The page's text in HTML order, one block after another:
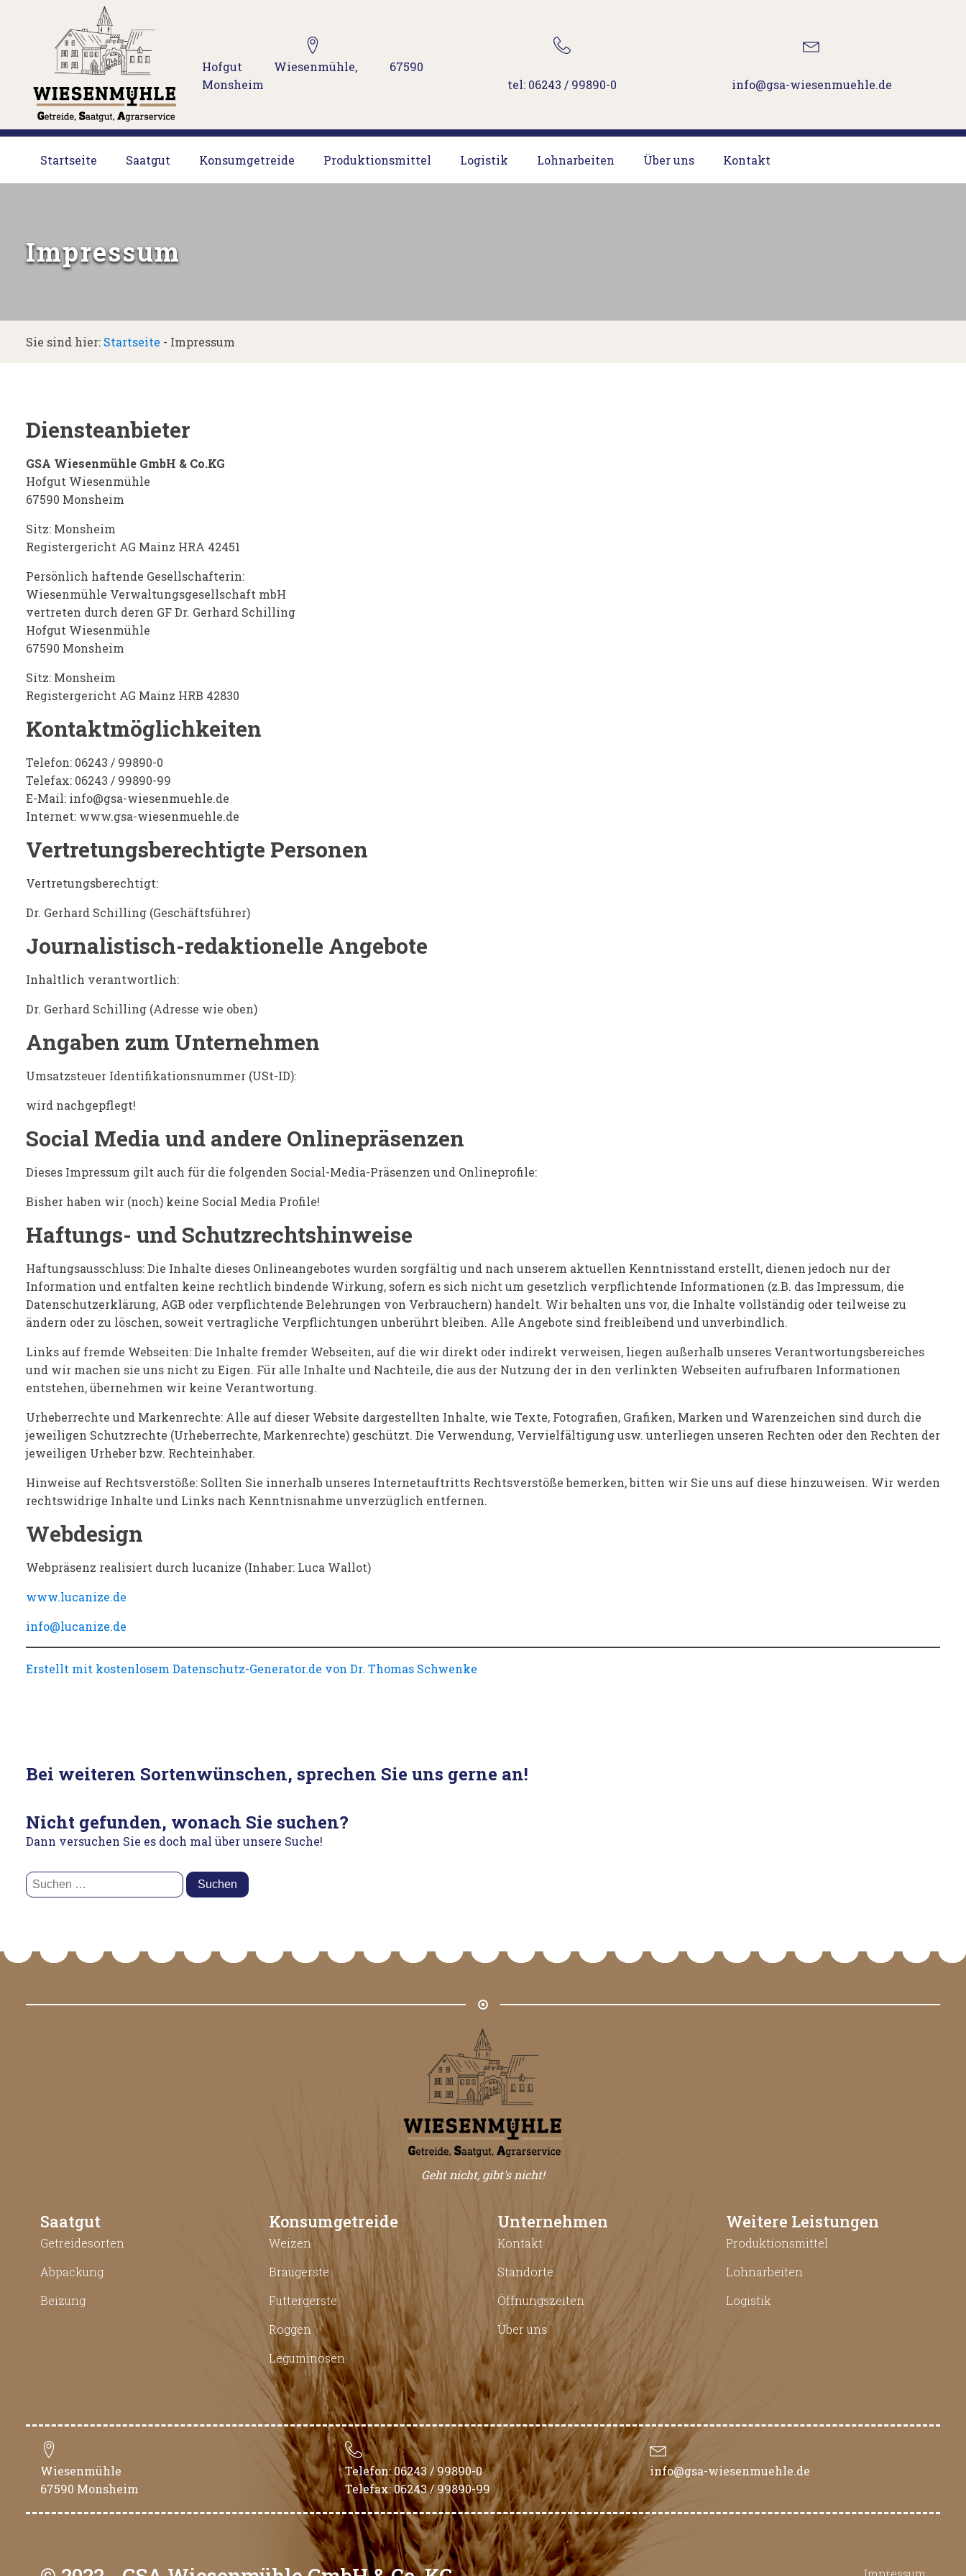
Hofgut Wiesenmühle, 67590
Monsheim
tel: 06243 / 99890-0 info@gsa-wiesenmuehle.de
Startseite Saatgut Konsumgetreide Produktionsmittel Logistik Lohnarbeiten Über uns Kontakt
Impressum
Sie sind hier: Startseite - Impressum
Diensteanbieter
GSA Wiesenmühle GmbH & Co.KG
Hofgut Wiesenmühle
67590 Monsheim
Sitz: Monsheim
Registergericht AG Mainz HRA 42451
Persönlich haftende Gesellschafterin:
Wiesenmühle Verwaltungsgesellschaft mbH
vertreten durch deren GF Dr. Gerhard Schilling
Hofgut Wiesenmühle
67590 Monsheim
Sitz: Monsheim
Registergericht AG Mainz HRB 42830
Kontaktmöglichkeiten
Telefon: 06243 / 99890-0
Telefax: 06243 / 99890-99
E-Mail: info@gsa-wiesenmuehle.de
Internet: www.gsa-wiesenmuehle.de
Vertretungsberechtigte Personen
Vertretungsberechtigt:
Dr. Gerhard Schilling (Geschäftsführer)
Journalistisch-redaktionelle Angebote
Inhaltlich verantwortlich:
Dr. Gerhard Schilling (Adresse wie oben)
Angaben zum Unternehmen
Umsatzsteuer Identifikationsnummer (USt-ID):
wird nachgepflegt!
Social Media und andere Onlinepräsenzen
Dieses Impressum gilt auch für die folgenden Social-Media-Präsenzen und Onlineprofile:
Bisher haben wir (noch) keine Social Media Profile!
Haftungs- und Schutzrechtshinweise
Haftungsausschluss: Die Inhalte dieses Onlineangebotes wurden sorgfältig und nach unserem aktuellen Kenntnisstand erstellt, dienen jedoch nur der
Information und entfalten keine rechtlich bindende Wirkung, sofern es sich nicht um gesetzlich verpflichtende Informationen (z.B. das Impressum, die
Datenschutzerklärung, AGB oder verpflichtende Belehrungen von Verbrauchern) handelt. Wir behalten uns vor, die Inhalte vollständig oder teilweise zu
ändern oder zu löschen, soweit vertragliche Verpflichtungen unberührt bleiben. Alle Angebote sind freibleibend und unverbindlich.
Links auf fremde Webseiten: Die Inhalte fremder Webseiten, auf die wir direkt oder indirekt verweisen, liegen außerhalb unseres Verantwortungsbereiches
und wir machen sie uns nicht zu Eigen. Für alle Inhalte und Nachteile, die aus der Nutzung der in den verlinkten Webseiten aufrufbaren Informationen
entstehen, übernehmen wir keine Verantwortung.
Urheberrechte und Markenrechte: Alle auf dieser Website dargestellten Inhalte, wie Texte, Fotografien, Grafiken, Marken und Warenzeichen sind durch die
jeweiligen Schutzrechte (Urheberrechte, Markenrechte) geschützt. Die Verwendung, Vervielfältigung usw. unterliegen unseren Rechten oder den Rechten der
jeweiligen Urheber bzw. Rechteinhaber.
Hinweise auf Rechtsverstöße: Sollten Sie innerhalb unseres Internetauftritts Rechtsverstöße bemerken, bitten wir Sie uns auf diese hinzuweisen. Wir werden
rechtswidrige Inhalte und Links nach Kenntnisnahme unverzüglich entfernen.
Webdesign
Webpräsenz realisiert durch lucanize (Inhaber: Luca Wallot)
www.lucanize.de
info@lucanize.de
Erstellt mit kostenlosem Datenschutz-Generator.de von Dr. Thomas Schwenke
Bei weiteren Sortenwünschen, sprechen Sie uns gerne an!
Nicht gefunden, wonach Sie suchen?
Dann versuchen Sie es doch mal über unsere Suche!
Suchen
nach:
Geht nicht, gibt's nicht!
Saatgut
Getreidesorten
Abpackung
Beizung
Konsumgetreide
Weizen
Braugerste
Futtergerste
Roggen
Leguminosen
Unternehmen
Kontakt
Standorte
Öffnungszeiten
Über uns
Weitere Leistungen
Produktionsmittel
Lohnarbeiten
Logistik
Wiesenmühle
67590 Monsheim
Telefon: 06243 / 99890-0
Telefax: 06243 / 99890-99
info@gsa-wiesenmuehle.de